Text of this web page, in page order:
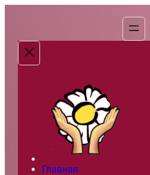
содержимому
Главная